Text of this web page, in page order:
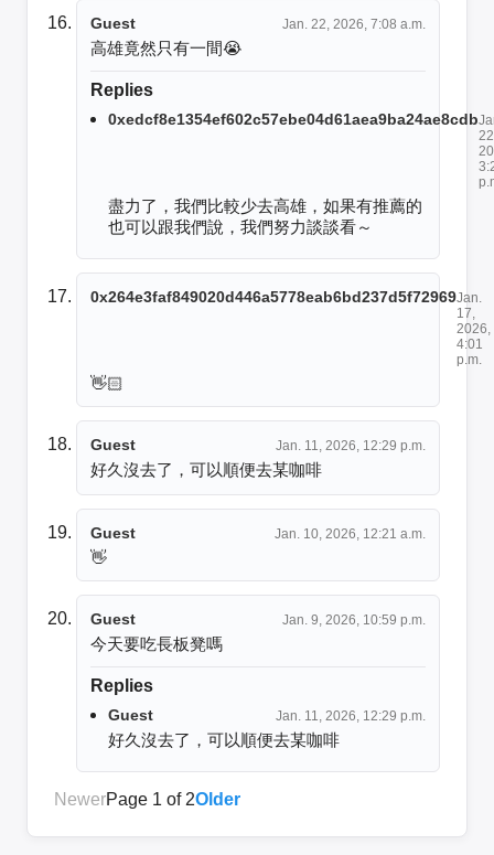
Guest Jan. 22, 2026, 7:08 a.m.
高雄竟然只有一間😭
Replies
0xedcf8e1354ef602c57ebe04d61aea9ba24ae8cdb
盡力了，我們比較少去高雄，如果有推薦的
也可以跟我們說，我們努力談談看～
0x264e3faf849020d446a5778eab6bd237d5f72969Jan.
17,
2026,
4:01
p.m.
👋🏻
Guest Jan. 11, 2026, 12:29 p.m.
好久沒去了，可以順便去某咖啡
Guest Jan. 10, 2026, 12:21 a.m.
👋
Guest Jan. 9, 2026, 10:59 p.m.
今天要吃長板凳嗎
Replies
Guest Jan. 11, 2026, 12:29 p.m.
好久沒去了，可以順便去某咖啡
NewerPage 1 of 2Older